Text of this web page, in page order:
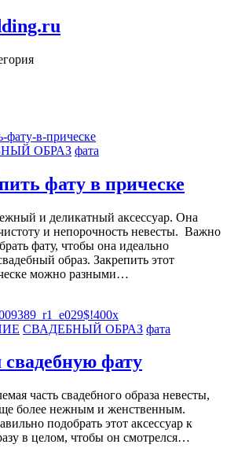
ОБРАЗ фата
фату в прическе
и деликатный аксессуар. Она
и непорочность невесты. Важно
фату, чтобы она идеально
образ. Закрепить этот
можно разными…
СВАДЕБНЫЙ ОБРАЗ фата
фату
часть свадебного образа невесты,
более нежным и женственным.
подобрать этот аксессуар к
в целом, чтобы он смотрелся…